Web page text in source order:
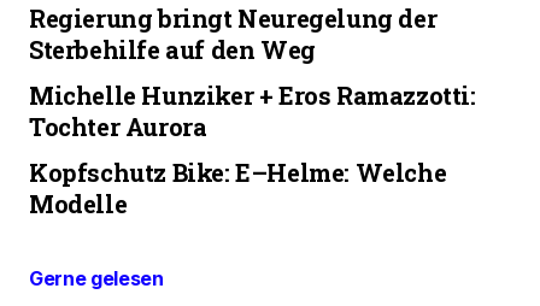
Regierung bringt Neuregelung der
Sterbehilfe auf den Weg
Michelle Hunziker + Eros Ramazzotti:
Tochter Aurora
Kopfschutz Bike: E–Helme: Welche
Modelle
Gerne gelesen